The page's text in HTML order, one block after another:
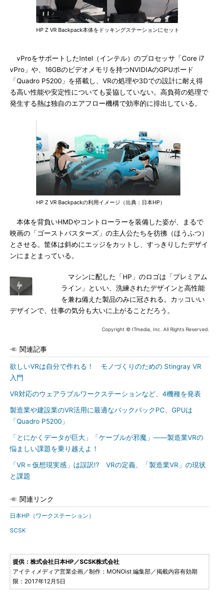
HP Z VR Backpack本体をドッキングステーションにセット
vProをサポートしたIntel（インテル）のプロセッサ「Core i7
vPro」や、16GBのビデオメモリを持つNVIDIAのGPUボード
「Quadro P5200」を搭載し、VRの処理や3Dでの設計に耐え得
る高い性能や安定性についても妥協していない。高負荷の処理で
発生する熱は独自のエアフロー機構で効率的に排出している。
HP Z VR Backpackの利用イメージ（出典：日本HP）
本体を背負いHMDやコントローラーを装備した姿が、まるで
映画の「ゴーストバスターズ」の主人公たちを彷彿（ほうふつ）
とさせる。筐体は斜めにエッジをカットし、すっきりしたデザイ
ンにまとまっている。
マシンに配した「HP」のロゴは「プレミアム
ライン」といい、洗練されたデザインと高性能
を兼ね備えた製品のみに冠される。カッコいい
デザインで、仕事の気分も大いに上がることだろう。
Copyright © ITmedia, Inc. All Rights Reserved.
関連記事
欲しいVRは自分で作れる！ モノづくりのための Stingray VR
入門
VR対応のウェアラブルワークステーションなど、4機種を発表
製造業や建設業のVR活用に最適なバックパックPC、GPUは
「Quadro P5200」
「とにかくデータが巨大」「ケーブルが邪魔」――製造業VRの
悩ましい課題を乗り越えよ！
「VR＝仮想現実感」は誤訳!? VRの定義、「製造業VR」の現状
と課題
関連リンク
日本HP（ワークステーション）
SCSK
提供：株式会社日本HP／SCSK株式会社
アイティメディア営業企画／制作：MONOist 編集部／掲載内容有効期
限：2017年12月5日